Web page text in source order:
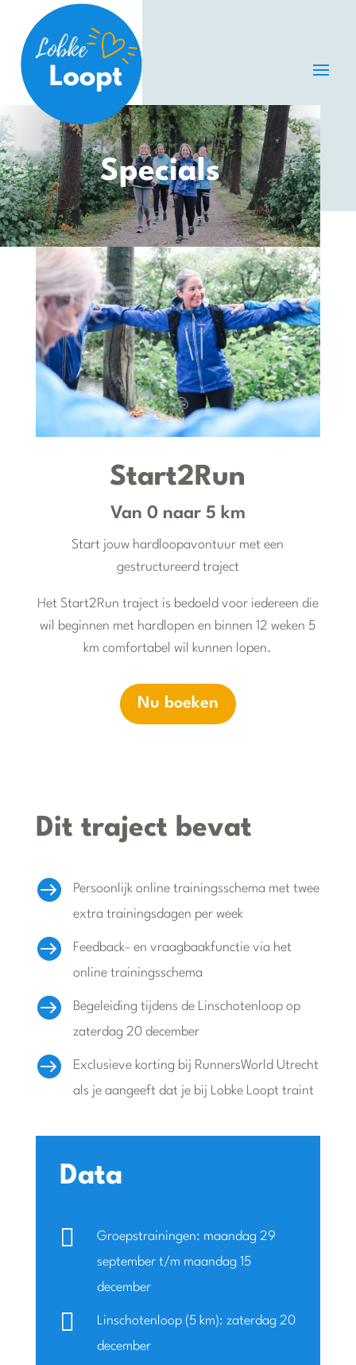
Specials
Start2Run
Van 0 naar 5 km
Start jouw hardloopavontuur met een
gestructureerd traject
Het Start2Run traject is bedoeld voor iedereen die
wil beginnen met hardlopen en binnen 12 weken 5
km comfortabel wil kunnen lopen.
Nu boeken
Dit traject bevat

Persoonlijk online trainingsschema met twee
extra trainingsdagen per week

Feedback- en vraagbaakfunctie via het
online trainingsschema

Begeleiding tijdens de Linschotenloop op
zaterdag 20 december

Exclusieve korting bij RunnersWorld Utrecht
als je aangeeft dat je bij Lobke Loopt traint
Data

Groepstrainingen: maandag 29
september t/m maandag 15
december

Linschotenloop (5 km): zaterdag 20
december